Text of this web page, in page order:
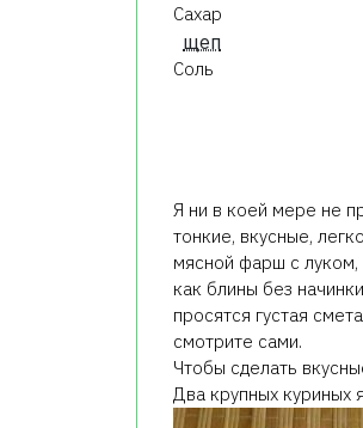
Сахар
щеп
Соль
Я ни в коей мере не
тонкие, вкусные,
мясной фарш с
как блины без
просятся густая
смотрите сами.
Чтобы сделать
Два крупных куриных